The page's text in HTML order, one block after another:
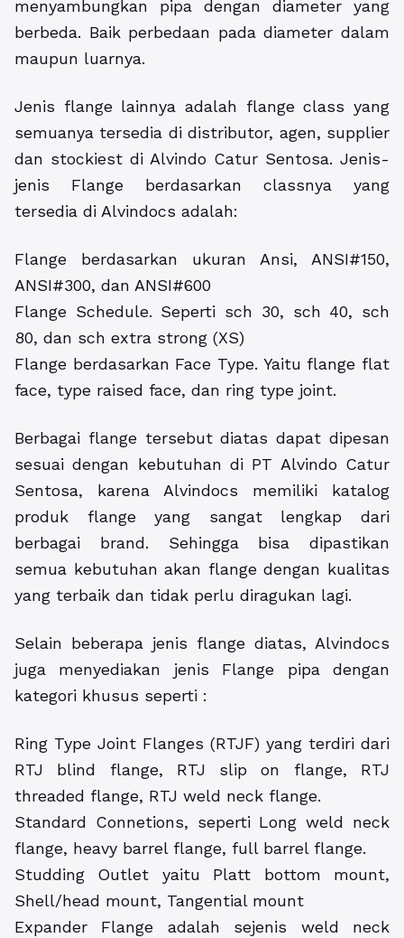
menyambungkan pipa dengan diameter yang
berbeda. Baik perbedaan pada diameter dalam
maupun luarnya.
Jenis flange lainnya adalah flange class yang
semuanya tersedia di distributor, agen, supplier
dan stockiest di Alvindo Catur Sentosa. Jenis-
jenis Flange berdasarkan classnya yang
tersedia di Alvindocs adalah:
Flange berdasarkan ukuran Ansi, ANSI#150,
ANSI#300, dan ANSI#600
Flange Schedule. Seperti sch 30, sch 40, sch
80, dan sch extra strong (XS)
Flange berdasarkan Face Type. Yaitu flange flat
face, type raised face, dan ring type joint.
Berbagai flange tersebut diatas dapat dipesan
sesuai dengan kebutuhan di PT Alvindo Catur
Sentosa, karena Alvindocs memiliki katalog
produk flange yang sangat lengkap dari
berbagai brand. Sehingga bisa dipastikan
semua kebutuhan akan flange dengan kualitas
yang terbaik dan tidak perlu diragukan lagi.
Selain beberapa jenis flange diatas, Alvindocs
juga menyediakan jenis Flange pipa dengan
kategori khusus seperti :
Ring Type Joint Flanges (RTJF) yang terdiri dari
RTJ blind flange, RTJ slip on flange, RTJ
threaded flange, RTJ weld neck flange.
Standard Connetions, seperti Long weld neck
flange, heavy barrel flange, full barrel flange.
Studding Outlet yaitu Platt bottom mount,
Shell/head mount, Tangential mount
Expander Flange adalah sejenis weld neck